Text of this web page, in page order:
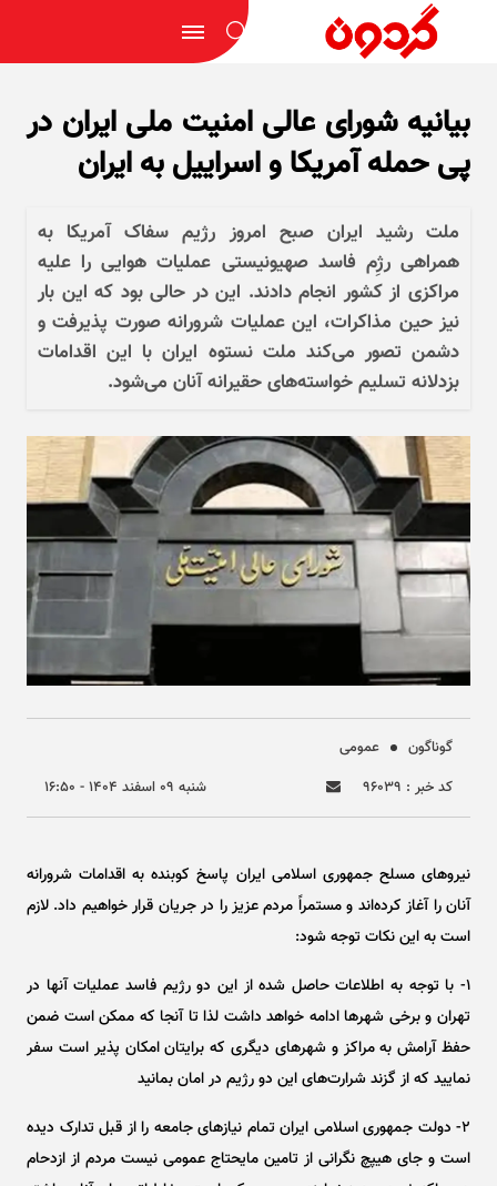
بیانیه شورای عالی امنیت ملی ایران در
پی حمله آمریکا و اسراییل به ایران
ملت رشید ایران صبح امروز رژیم سفاک آمریکا به
همراهی رژِم فاسد صهیونیستی عملیات هوایی را علیه
مراکزی از کشور انجام دادند. این در حالی بود که این بار
نیز حین مذاکرات، این عملیات شرورانه صورت پذیرفت و
دشمن تصور می‌کند ملت نستوه ایران با این اقدامات
بزدلانه تسلیم خواسته‌های حقیرانه آنان می‌شود.
گوناگون
عمومی
کد خبر : ۹۶۰۳۹
شنبه ۰۹ اسفند ۱۴۰۴ - ۱۶:۵۰
نیرو‌های مسلح جمهوری اسلامی ایران پاسخ کوبنده به اقدامات شرورانه
آنان را آغاز کرده‌اند و مستمراً مردم عزیز را در جریان قرار خواهیم داد. لازم
است به این نکات توجه شود:
۱- با توجه به اطلاعات حاصل شده از این دو رژیم فاسد عملیات آنها در
تهران و برخی شهر‌ها ادامه خواهد داشت لذا تا آنجا که ممکن است ضمن
حفظ آرامش به مراکز و شهر‌های دیگری که برایتان امکان پذیر است سفر
نمایید که از گزند شرارت‌های این دو رژیم در امان بمانید
۲- دولت جمهوری اسلامی ایران تمام نیاز‌های جامعه را از قبل تدارک دیده
است و جای هیپچ نگرانی از تامین مایحتاج عمومی نیست مردم از ازدحام